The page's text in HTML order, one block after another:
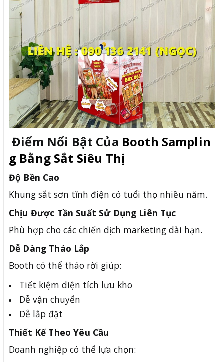
Điểm Nổi Bật Của Booth Samplin
g Bằng Sắt Siêu Thị
Độ Bền Cao
Khung sắt sơn tĩnh điện có tuổi thọ nhiều năm.
Chịu Được Tần Suất Sử Dụng Liên Tục
Phù hợp cho các chiến dịch marketing dài hạn.
Dễ Dàng Tháo Lắp
Booth có thể tháo rời giúp:
Tiết kiệm diện tích lưu kho
Dễ vận chuyển
Dễ lắp đặt
Thiết Kế Theo Yêu Cầu
Doanh nghiệp có thể lựa chọn: